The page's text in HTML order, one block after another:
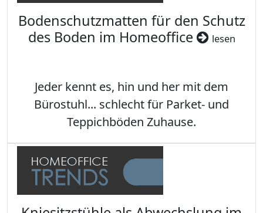
Bodenschutzmatten für den Schutz
des Boden im Homeoffice
lesen
Jeder kennt es, hin und her mit dem
Bürostuhl... schlecht für Parket- und
Teppichböden Zuhause.